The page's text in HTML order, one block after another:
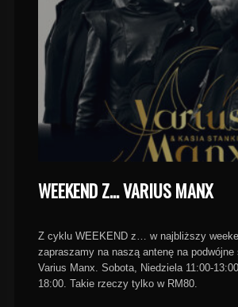
WEEKEND Z… VARIUS MANX
Z cyklu WEEKEND z… w najbliższy
zapraszamy na naszą antenę na podwójne
Varius Manx. Sobota, Niedziela 11:00-
18:00. Takie rzeczy tylko w RM80.